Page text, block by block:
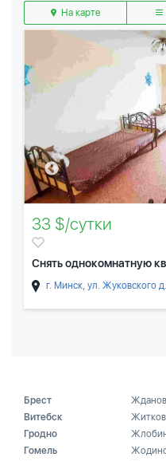
На карте
33 $/сутки
Снять однокомнатную
г. Минск, ул. Жуковского
Брест
Витебск
Гродно
Гомель